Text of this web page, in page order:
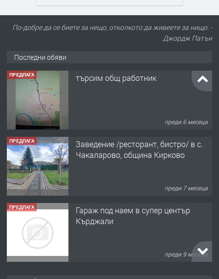
По-добре да се биете за нещо, отколкото да живеете за нищо. -
Джордж Патън
Последни обяви
ПРЕДЛАГА търсим общ работник
преди 6 месеца
ПРЕДЛАГА
Заведение /ресторант, бистро/ в с.
Чакаларово, община Кирково
преди 7 месеца
ПРЕДЛАГА
Гараж под наем в супер център
Кърджали
преди 9 месеца